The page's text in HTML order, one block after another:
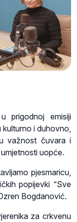
u prigodnoj emisiji
i duhovno,
važnost čuvara i
uopće.
pjesmaricu,
popijevki “Sve
Bogdanović.
za crkvenu